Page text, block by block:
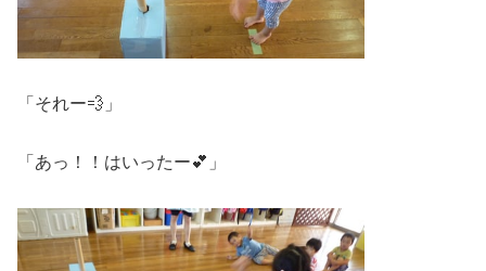
「それー💨」
「あっ！！はいったー💕」